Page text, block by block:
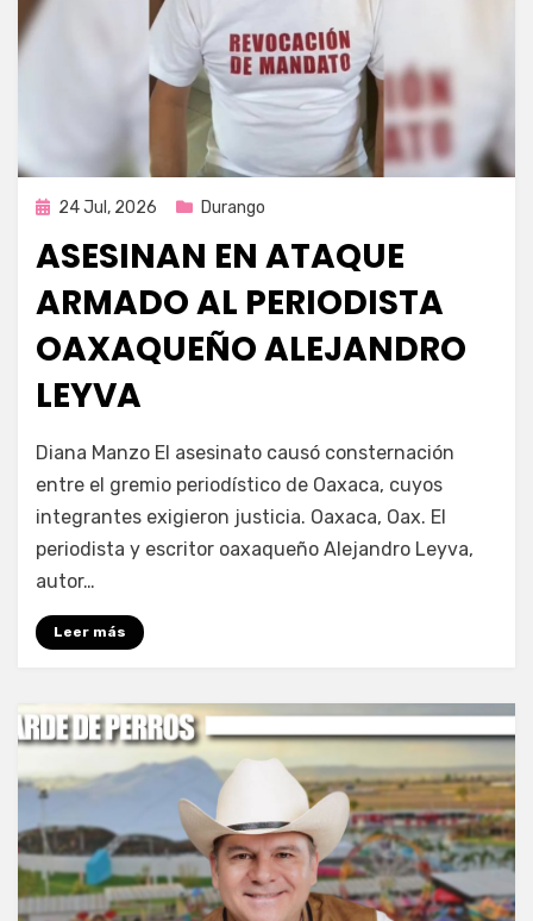
Publicada
24 Jul, 2026 Durango
ASESINAN EN ATAQUE
ARMADO AL PERIODISTA
OAXAQUEÑO ALEJANDRO
LEYVA
Fernando Miranda Servín
Diana Manzo El asesinato causó consternación
entre el gremio periodístico de Oaxaca, cuyos
integrantes exigieron justicia. Oaxaca, Oax. El
periodista y escritor oaxaqueño Alejandro Leyva,
autor…
Leer más